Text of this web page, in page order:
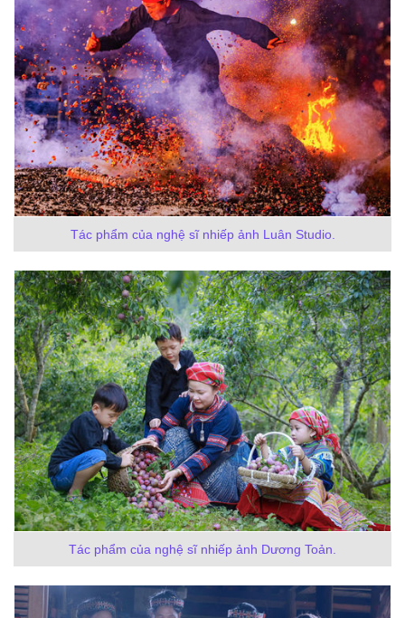
Tác phẩm của nghệ sĩ nhiếp ảnh Luân Studio.
Tác phẩm của nghệ sĩ nhiếp ảnh Dương Toản.